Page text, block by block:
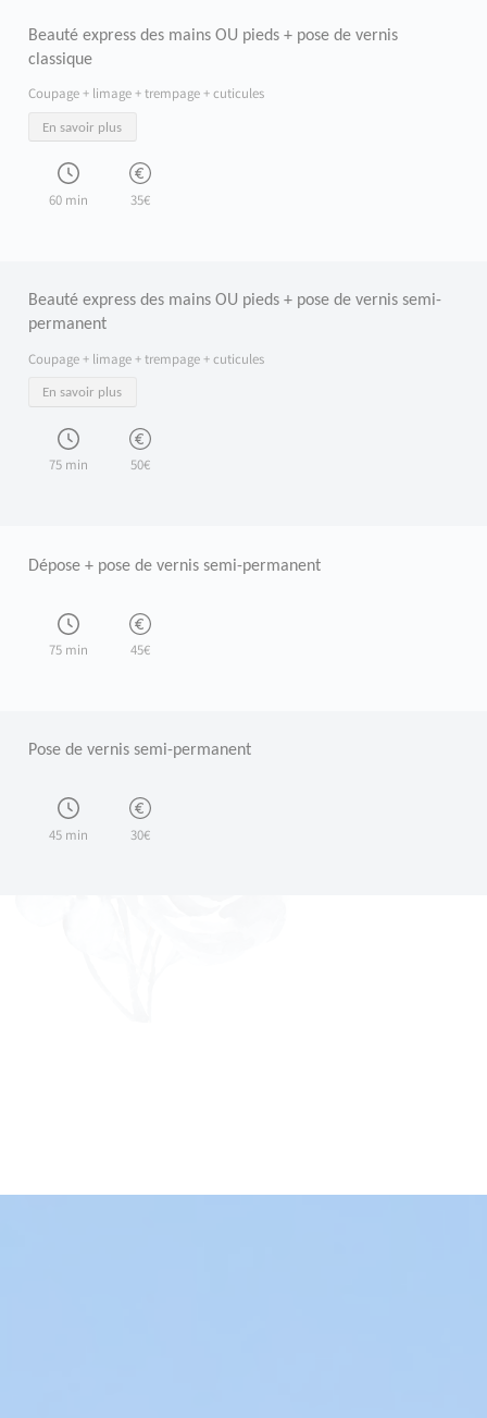
Beauté express des mains OU pieds + pose de vernis
classique
Coupage + limage + trempage + cuticules
En savoir plus
60 min 35€
Beauté express des mains OU pieds + pose de vernis semi-
permanent
Coupage + limage + trempage + cuticules
En savoir plus
75 min 50€
Dépose + pose de vernis semi-permanent
75 min 45€
Pose de vernis semi-permanent
45 min 30€